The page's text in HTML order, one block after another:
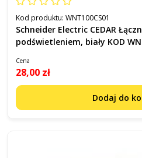
Kod produktu: WNT100CS01
Schneider Electric CEDAR
podświetleniem, biały KOD
Cena
28,00 zł
Dodaj do